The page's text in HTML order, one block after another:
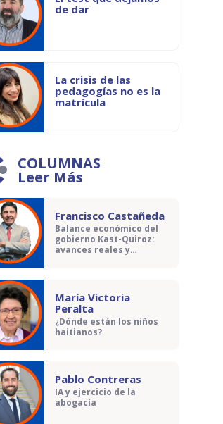
de dar
La crisis de las
pedagogías no es la
matrícula
COLUMNAS
Leer Más
Francisco Castañeda
Balance económico del
gobierno Kast-Quiroz:
avances reales y
María Victoria
Peralta
¿Dónde están los niños
haitianos?
Pablo Contreras
IA y ejercicio de la
abogacía